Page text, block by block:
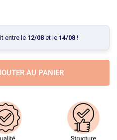
entre le 12/08et le 14/08!
AU PANIER